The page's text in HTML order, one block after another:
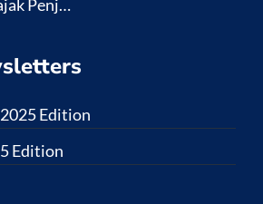
Penj…
Edition
Edition